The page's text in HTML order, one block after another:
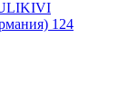
124